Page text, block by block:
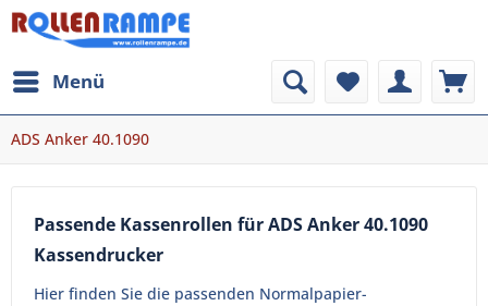
Menü
ADS Anker 40.1090
Passende Kassenrollen für ADS Anker 40.1090
Kassendrucker
Hier finden Sie die passenden Normalpapier-